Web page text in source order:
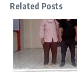
Related Posts